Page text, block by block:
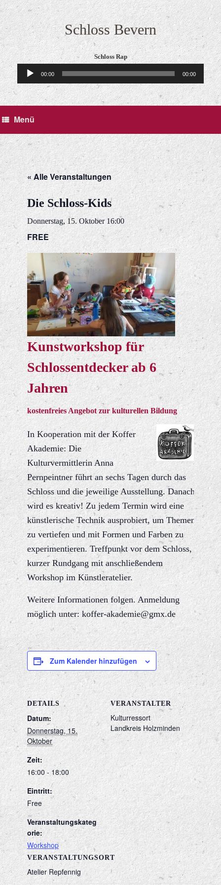
Zum
Inhalt
springen
Schloss Bevern
Schloss Rap
Player
00:00 00:00
Menü
« Alle Veranstaltungen
Die Schloss-Kids
Donnerstag, 15. Oktober 16:00
FREE
Kunstworkshop für
Schlossentdecker ab 6
Jahren
kostenfreies Angebot zur kulturellen Bildung
In Kooperation mit der Koffer
Akademie: Die
Kulturvermittlerin Anna
Pernpeintner führt an sechs Tagen durch das
Schloss und die jeweilige Ausstellung. Danach
wird es kreativ! Zu jedem Termin wird eine
künstlerische Technik ausprobiert, um Themen
zu vertiefen und mit Formen und Farben zu
experimentieren. Treffpunkt vor dem Schloss,
kurzer Rundgang mit anschließendem
Workshop im Künstleratelier.
Weitere Informationen folgen. Anmeldung
möglich unter: koffer-akademie@gmx.de
Zum Kalender hinzufügen
DETAILS
Datum:
Donnerstag, 15.
Oktober
Zeit:
16:00 - 18:00
Eintritt:
Free
Veranstaltungskateg
orie:
Workshop
VERANSTALTUNGSORT
Atelier Repfennig
VERANSTALTER
Kulturressort
Landkreis Holzminden